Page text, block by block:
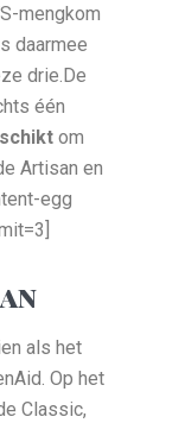
mengkom
daarmee
drie.De
één
om
Artisan en
egg
als het
Op het
Classic,